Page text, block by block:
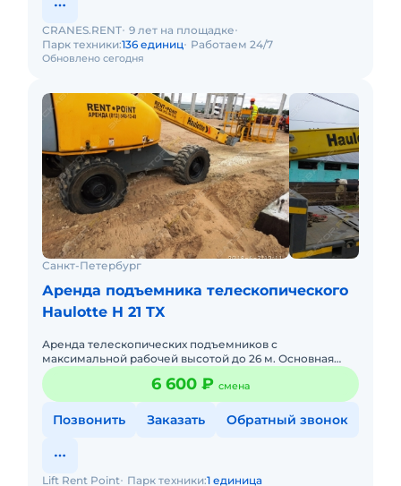
Обновлено сегодня
CRANES.RENT 9 лет на площадке
Парк техники:136 единиц Работаем 24/7
Санкт-Петербург
Аренда подъемника телескопического
Haulotte H 21 TX
Аренда телескопических подъемников с
максимальной рабочей высотой до 26 м. Основная
отличительная особенность телескопического
подъемника – это особый механизм
6 600 ₽ смена
Позвонить Заказать Обратный звонок
Lift Rent Point Парк техники:1 единица